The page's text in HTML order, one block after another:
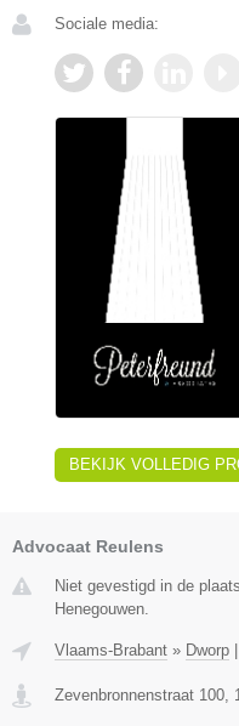
Sociale media:
BEKIJK VOLLEDIG
Advocaat Reulens
Niet gevestigd in de
Henegouwen.
Vlaams-Brabant » Dworp
Zevenbronnenstraat 100